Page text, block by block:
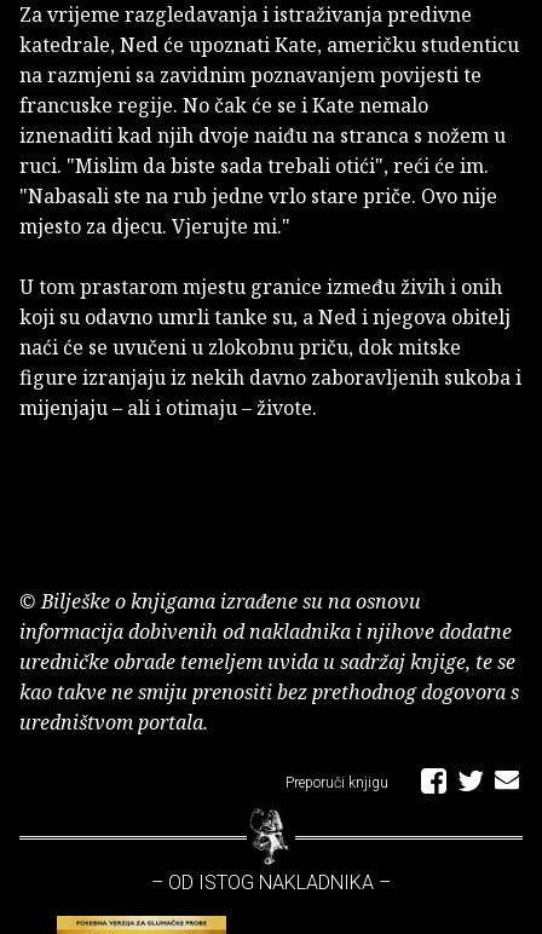
Za vrijeme razgledavanja i istraživanja predivne
katedrale, Ned će upoznati Kate, američku studenticu
na razmjeni sa zavidnim poznavanjem povijesti te
francuske regije. No čak će se i Kate nemalo
iznenaditi kad njih dvoje naiđu na stranca s nožem u
ruci. "Mislim da biste sada trebali otići", reći će im.
"Nabasali ste na rub jedne vrlo stare priče. Ovo nije
mjesto za djecu. Vjerujte mi."
U tom prastarom mjestu granice između živih i onih
koji su odavno umrli tanke su, a Ned i njegova obitelj
naći će se uvučeni u zlokobnu priču, dok mitske
figure izranjaju iz nekih davno zaboravljenih sukoba i
mijenjaju – ali i otimaju – živote.
© Bilješke o knjigama izrađene su na osnovu
informacija dobivenih od nakladnika i njihove dodatne
uredničke obrade temeljem uvida u sadržaj knjige, te se
kao takve ne smiju prenositi bez prethodnog dogovora s
uredništvom portala.
Preporuči knjigu
– OD ISTOG NAKLADNIKA –